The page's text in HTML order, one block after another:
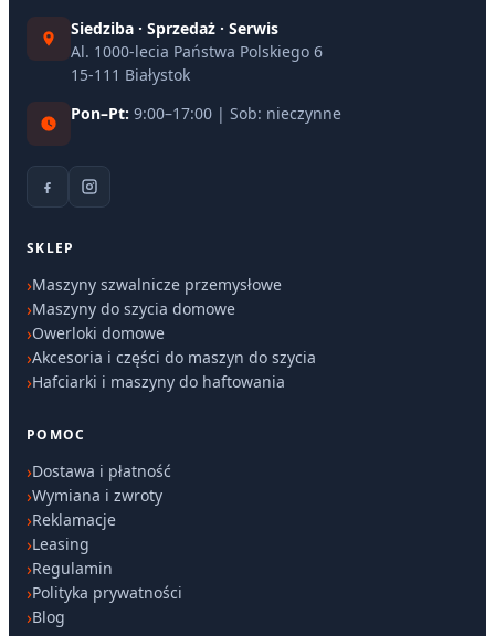
Siedziba · Sprzedaż · Serwis
Al. 1000-lecia Państwa Polskiego 6
15-111 Białystok
Pon–Pt: 9:00–17:00 | Sob: nieczynne
SKLEP
Maszyny szwalnicze przemysłowe
Maszyny do szycia domowe
Owerloki domowe
Akcesoria i części do maszyn do szycia
Hafciarki i maszyny do haftowania
POMOC
Dostawa i płatność
Wymiana i zwroty
Reklamacje
Leasing
Regulamin
Polityka prywatności
Blog